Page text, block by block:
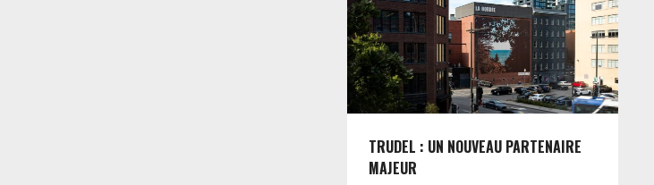
TRUDEL : UN NOUVEAU PARTENAIRE
MAJEUR